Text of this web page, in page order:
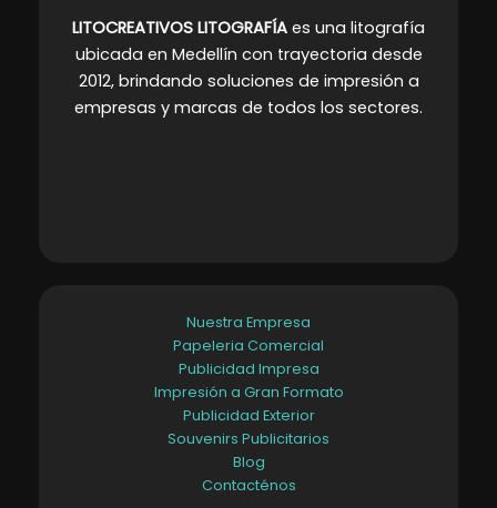
LITOCREATIVOS LITOGRAFÍA es una litografía
ubicada en Medellín con trayectoria desde
2012, brindando soluciones de impresión a
empresas y marcas de todos los sectores.
Nuestra Empresa
Papeleria Comercial
Publicidad Impresa
Impresión a Gran Formato
Publicidad Exterior
Souvenirs Publicitarios
Blog
Contacténos